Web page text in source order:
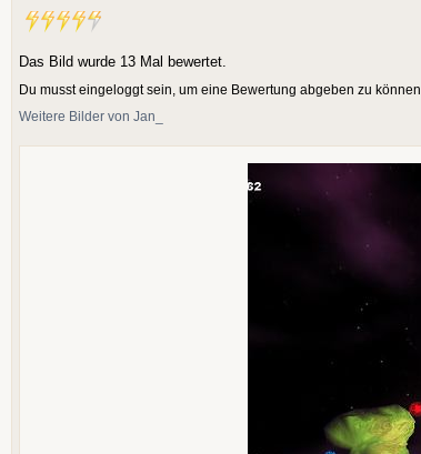
Das Bild wurde 13 Mal bewertet.
Du musst eingeloggt sein, um eine Bewertung abgeben zu können.
Weitere Bilder von Jan_